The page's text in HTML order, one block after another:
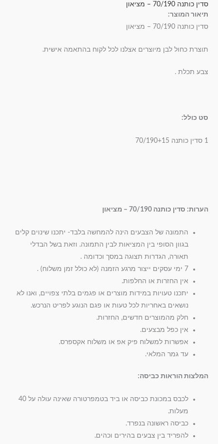
סדין כותנה 70/190 – מציאון
תיאור המוצר:
סדין כותנה 70/190 – מציאון
תוצרת כחול לבן מיוצרים אצלנו לכל לקוח בהתאמה אישית.
צבע תכלת .
סט כולל:
1 סדין כותנה 70/190+15
הערות: סדין כותנה 70/190 – מציאון
התמונה של הצבעים הינה להמחשה בלבד- יתכנו שינוים קלים
בגוון הסופי בין המציאות לבין התמונה. וזאת בשל הבדלי
תאורה, הגדרות תצוגה במסך וכדומה .
7 ימי עסקים ייצור מרגע הזמנה (לא כולל זמן משלוח) .
אין החזרות או החלפות.
יתכנו טעויות במידות מוצרים או פגמים בלתי צפויים, ואנו לא
נושאים באחריות לכל טעות או פגם הנוגע לפריט הנרכש.
חלק מהמוצרים חדשים, החזרות.
אין כפל מבצעים.
אפשרות למשלוח פיק אפ או משלוח אקספרס.
עד גמר המלאי.
המלצות הוראות כביסה:
לכבס במכונת כביסה או ביד בטמפרטורה שאינה עולה על 40
מעלות.
כביסה ראשונה בנפרד.
להפריד בין צבעים בהירים וכהים.